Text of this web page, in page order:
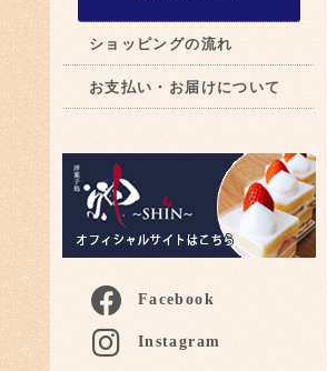
ショッピングの流れ
お支払い・お届けについて
Facebook
Instagram